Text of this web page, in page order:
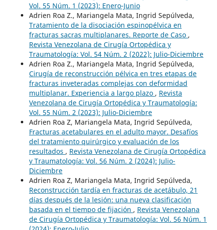
Vol. 55 Núm. 1 (2023): Enero-Junio
Adrien Roa Z., Mariangela Mata, Ingrid Sepúlveda,
Tratamiento de la disociación espinopélvica en
fracturas sacras multiplanares. Reporte de Caso ,
Revista Venezolana de Cirugía Ortopédica y
Traumatología: Vol. 54 Núm. 2 (2022): Julio-Diciembre
Adrien Roa Z., Mariangela Mata, Ingrid Sepúlveda,
Cirugía de reconstrucción pélvica en tres etapas de
fracturas inveteradas complejas con deformidad
multiplanar. Experiencia a largo plazo , Revista
Venezolana de Cirugía Ortopédica y Traumatología:
Vol. 55 Núm. 2 (2023): Julio-Diciembre
Adrien Roa Z, Mariangela Mata, Ingrid Sepúlveda,
Fracturas acetabulares en el adulto mayor. Desafíos
del tratamiento quirúrgico y evaluación de los
resultados , Revista Venezolana de Cirugía Ortopédica
y Traumatología: Vol. 56 Núm. 2 (2024): Julio-
Diciembre
Adrien Roa Z, Mariangela Mata, Ingrid Sepúlveda,
Reconstrucción tardía en fracturas de acetábulo, 21
días después de la lesión: una nueva clasificación
basada en el tiempo de fijación , Revista Venezolana
de Cirugía Ortopédica y Traumatología: Vol. 56 Núm. 1